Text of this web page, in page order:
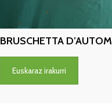
BRUSCHETTA
Euskaraz irakurri